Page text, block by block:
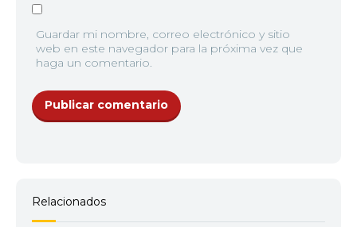
Guardar mi nombre, correo electrónico y sitio
web en este navegador para la próxima vez que
haga un comentario.
Relacionados